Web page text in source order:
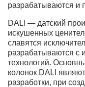
разрабатываются и
DALI — датский
искушенных
славятся
разрабатываются с
технологий.
колонок DALI
разработки, при